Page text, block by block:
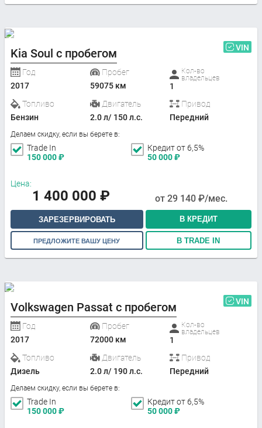
Kia Soul с пробегом VIN
Год
2017
Пробег
59075 км
Кол-во
владельцев
1
Топливо
Бензин
Двигатель
2.0 л/ 150 л.с.
Привод
Передний
Делаем скидку, если вы берете в:
Trade In
150 000₽
Кредит от 6,5%
50 000₽
Цена:
1 400 000 ₽ от 29 140 ₽/мес.
ЗАРЕЗЕРВИРОВАТЬ В КРЕДИТ
ПРЕДЛОЖИТЕ ВАШУ ЦЕНУ В TRADE IN
Volkswagen Passat с пробегом VIN
Год
2017
Пробег
72000 км
Кол-во
владельцев
1
Топливо
Дизель
Двигатель
2.0 л/ 190 л.с.
Привод
Передний
Делаем скидку, если вы берете в:
Trade In
150 000₽
Кредит от 6,5%
50 000₽